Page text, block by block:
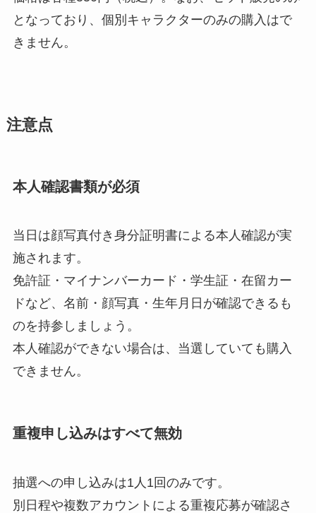
となっており、個別キャラクターのみの購入はで
きません。
注意点
本人確認書類が必須
当日は顔写真付き身分証明書による本人確認が実
施されます。
免許証・マイナンバーカード・学生証・在留カー
ドなど、名前・顔写真・生年月日が確認できるも
のを持参しましょう。
本人確認ができない場合は、当選していても購入
できません。
重複申し込みはすべて無効
抽選への申し込みは1人1回のみです。
別日程や複数アカウントによる重複応募が確認さ